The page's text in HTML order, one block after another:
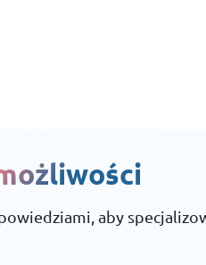
aby